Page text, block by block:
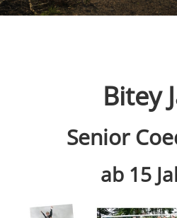
Bitey
Senior
ab 15